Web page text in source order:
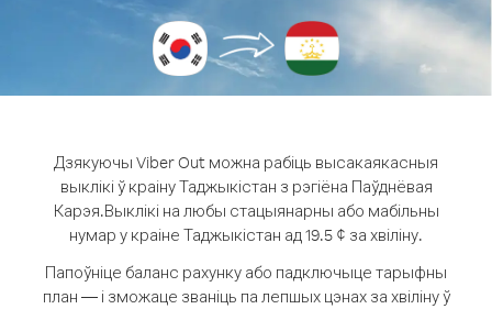
Дзякуючы Viber Out можна рабіць высакаякасныя
выклікі ў краіну Таджыкістан з рэгіёна Паўднёвая
Карэя.Выклікі на любы стацыянарны або мабільны
нумар у краіне Таджыкістан ад 19.5 ¢ за хвіліну.
Папоўніце баланс рахунку або падключыце тарыфны
план — і зможаце званіць па лепшых цэнах за хвіліну ў